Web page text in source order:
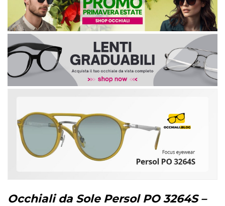
Occhiali da Sole Persol PO 3264S –